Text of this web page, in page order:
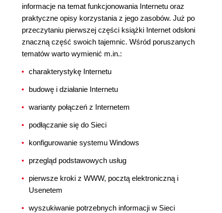
informacje na temat funkcjonowania Internetu oraz
praktyczne opisy korzystania z jego zasobów. Już po
przeczytaniu pierwszej części książki Internet odsłoni
znaczną część swoich tajemnic. Wśród poruszanych
tematów warto wymienić m.in.:
charakterystykę Internetu
budowę i działanie Internetu
warianty połączeń z Internetem
podłączanie się do Sieci
konfigurowanie systemu Windows
przegląd podstawowych usług
pierwsze kroki z WWW, pocztą elektroniczną i
Usenetem
wyszukiwanie potrzebnych informacji w Sieci